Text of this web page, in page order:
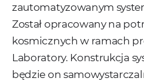
zautomatyzowanym
Został opracowany na
kosmicznych w ramach
Laboratory. Konstrukcja
będzie on